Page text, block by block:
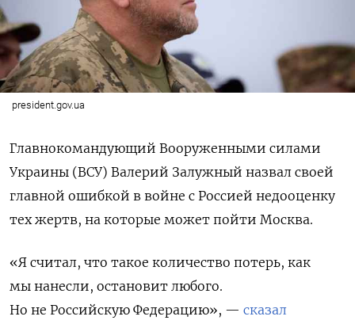
president.gov.ua
Главнокомандующий Вооруженными силами
Украины (ВСУ) Валерий Залужный назвал своей
главной ошибкой в войне с Россией недооценку
тех жертв, на которые может пойти Москва.
«Я считал, что такое количество потерь, как
мы нанесли, остановит любого.
Но не Российскую Федерацию», — сказал